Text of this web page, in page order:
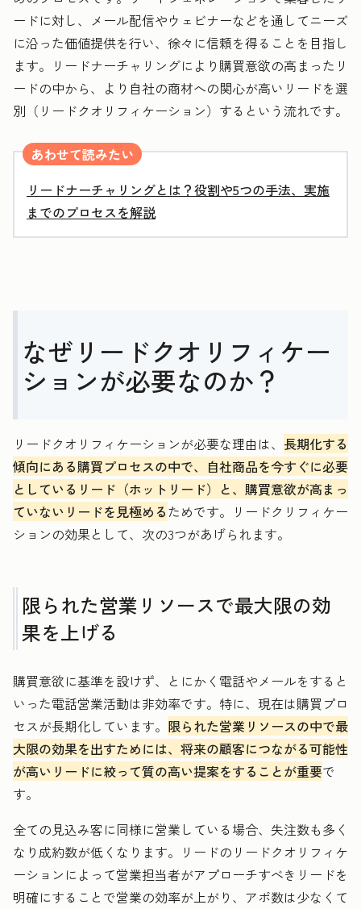
ードに対し、メール配信やウェビナーなどを通してニーズ
に沿った価値提供を行い、徐々に信頼を得ることを目指し
ます。リードナーチャリングにより購買意欲の高まったリ
ードの中から、より自社の商材への関心が高いリードを選
別（リードクオリフィケーション）するという流れです。
あわせて読みたい
リードナーチャリングとは？役割や5つの手法、実施
までのプロセスを解説
なぜリードクオリフィケー
ションが必要なのか？
リードクオリフィケーションが必要な理由は、 長期化する
傾向にある購買プロセスの中で、自社商品を今すぐに必要
としているリード（ホットリード）と、購買意欲が高まっ
ていないリードを見極めるためです。リードクリフィケー
ションの効果として、次の3つがあげられます。
限られた営業リソースで最大限の効
果を上げる
購買意欲に基準を設けず、とにかく電話やメールをすると
いった電話営業活動は非効率です。特に、現在は購買プロ
セスが長期化しています。 限られた営業リソースの中で最
大限の効果を出すためには、将来の顧客につながる可能性
が高いリードに絞って質の高い提案をすることが重要で
す。
全ての見込み客に同様に営業している場合、失注数も多く
なり成約数が低くなります。リードのリードクオリフィケ
ーションによって営業担当者がアプローチすべきリードを
明確にすることで営業の効率が上がり、アポ数は少なくて